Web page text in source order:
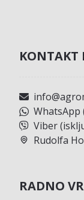
KONTAKT
WhatsApp
Viber
Rudolfa
RADNO